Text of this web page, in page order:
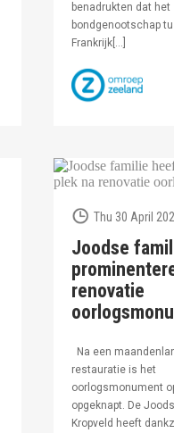
benadrukten dat het
bondgenootschap
Frankrijk[…]
Thu 30 April
Joodse
renovatie
Na een
restauratie is het
oorlogsmonument
opgeknapt. De
Kropveld heeft